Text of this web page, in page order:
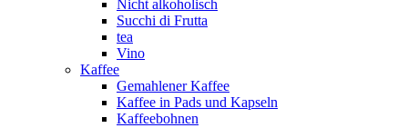
Nicht alkoholisch
Succhi di Frutta
tea
Vino
Kaffee
Gemahlener Kaffee
Kaffee in Pads und Kapseln
Kaffeebohnen